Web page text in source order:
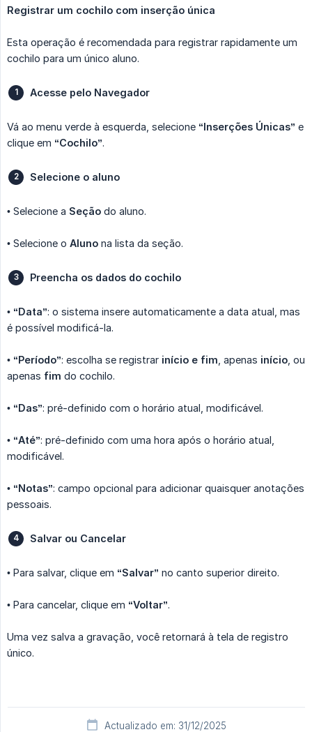
Registrar um cochilo com inserção única
Esta operação é recomendada para registrar rapidamente um
cochilo para um único aluno.
Acesse pelo Navegador
Vá ao menu verde à esquerda, selecione “Inserções Únicas” e
clique em “Cochilo”.
Selecione o aluno
• Selecione a Seção do aluno.
• Selecione o Aluno na lista da seção.
Preencha os dados do cochilo
• “Data”: o sistema insere automaticamente a data atual, mas
é possível modificá-la.
• “Período”: escolha se registrar início e fim , apenas início , ou
apenas fim do cochilo.
• “Das”: pré-definido com o horário atual, modificável.
• “Até”: pré-definido com uma hora após o horário atual,
modificável.
• “Notas”: campo opcional para adicionar quaisquer anotações
pessoais.
Salvar ou Cancelar
• Para salvar, clique em “Salvar” no canto superior direito.
• Para cancelar, clique em “Voltar”.
Uma vez salva a gravação, você retornará à tela de registro
único.
Actualizado em: 31/12/2025